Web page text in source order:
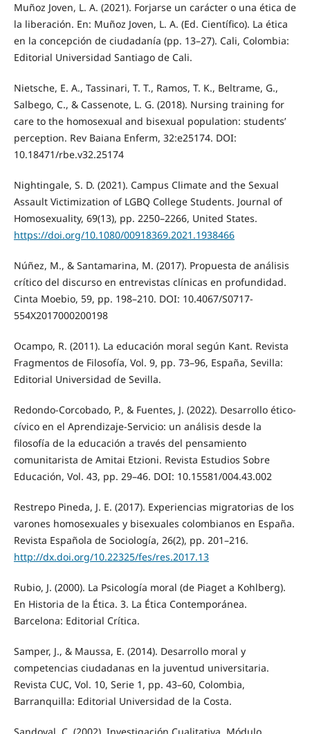
Muñoz Joven, L. A. (2021). Forjarse un carácter o una ética de
la liberación. En: Muñoz Joven, L. A. (Ed. Científico). La ética
en la concepción de ciudadanía (pp. 13–27). Cali, Colombia:
Editorial Universidad Santiago de Cali.
Nietsche, E. A., Tassinari, T. T., Ramos, T. K., Beltrame, G.,
Salbego, C., & Cassenote, L. G. (2018). Nursing training for
care to the homosexual and bisexual population: students’
perception. Rev Baiana Enferm, 32:e25174. DOI:
10.18471/rbe.v32.25174
Nightingale, S. D. (2021). Campus Climate and the Sexual
Assault Victimization of LGBQ College Students. Journal of
Homosexuality, 69(13), pp. 2250–2266, United States.
https://doi.org/10.1080/00918369.2021.1938466
Núñez, M., & Santamarina, M. (2017). Propuesta de análisis
crítico del discurso en entrevistas clínicas en profundidad.
Cinta Moebio, 59, pp. 198–210. DOI: 10.4067/S0717-
554X2017000200198
Ocampo, R. (2011). La educación moral según Kant. Revista
Fragmentos de Filosofía, Vol. 9, pp. 73–96, España, Sevilla:
Editorial Universidad de Sevilla.
Redondo-Corcobado, P., & Fuentes, J. (2022). Desarrollo ético-
cívico en el Aprendizaje-Servicio: un análisis desde la
filosofía de la educación a través del pensamiento
comunitarista de Amitai Etzioni. Revista Estudios Sobre
Educación, Vol. 43, pp. 29–46. DOI: 10.15581/004.43.002
Restrepo Pineda, J. E. (2017). Experiencias migratorias de los
varones homosexuales y bisexuales colombianos en España.
Revista Española de Sociología, 26(2), pp. 201–216.
http://dx.doi.org/10.22325/fes/res.2017.13
Rubio, J. (2000). La Psicología moral (de Piaget a Kohlberg).
En Historia de la Ética. 3. La Ética Contemporánea.
Barcelona: Editorial Crítica.
Samper, J., & Maussa, E. (2014). Desarrollo moral y
competencias ciudadanas en la juventud universitaria.
Revista CUC, Vol. 10, Serie 1, pp. 43–60, Colombia,
Barranquilla: Editorial Universidad de la Costa.